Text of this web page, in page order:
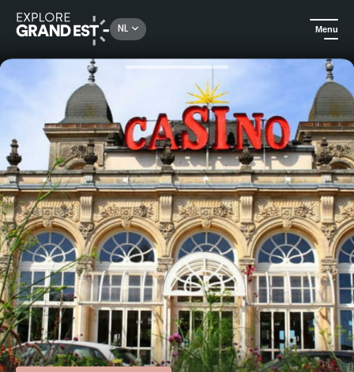
NL Menu
Kijk je ogen uit in de Grand Est Ontsnap aan het gokken in het Casino van Hotel Club & Spa Cosmos***